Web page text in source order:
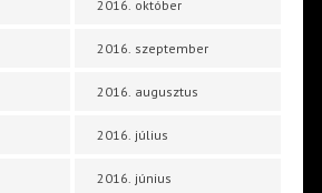
2016. október
2016. szeptember
2016. augusztus
2016. július
2016. június